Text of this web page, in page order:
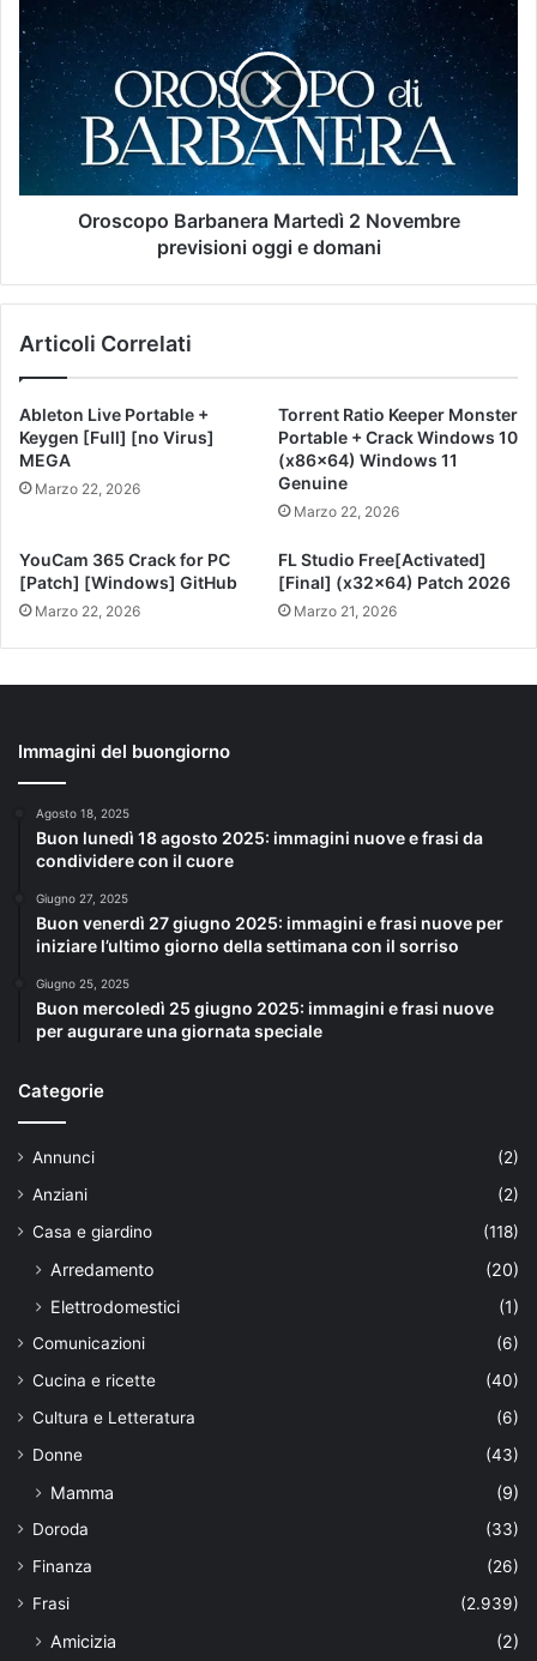
Oroscopo Barbanera Martedì 2 Novembre
previsioni oggi e domani
Articoli Correlati
Ableton Live Portable +
Keygen [Full] [no Virus]
MEGA
Marzo 22, 2026
Torrent Ratio Keeper Monster
Portable + Crack Windows 10
(x86x64) Windows 11
Genuine
Marzo 22, 2026
YouCam 365 Crack for PC
[Patch] [Windows] GitHub
Marzo 22, 2026
FL Studio Free[Activated]
[Final] (x32x64) Patch 2026
Marzo 21, 2026
Immagini del buongiorno
Agosto 18, 2025
Buon lunedì 18 agosto 2025: immagini nuove e frasi da
condividere con il cuore
Giugno 27, 2025
Buon venerdì 27 giugno 2025: immagini e frasi nuove per
iniziare l’ultimo giorno della settimana con il sorriso
Giugno 25, 2025
Buon mercoledì 25 giugno 2025: immagini e frasi nuove
per augurare una giornata speciale
Categorie
Annunci
(2)
Anziani
(2)
Casa e giardino
(118)
Arredamento
(20)
Elettrodomestici
(1)
Comunicazioni
(6)
Cucina e ricette
(40)
Cultura e Letteratura
(6)
Donne
(43)
Mamma (9)
Doroda
(33)
Finanza
(26)
Frasi
(2.939)
Amicizia
(2)